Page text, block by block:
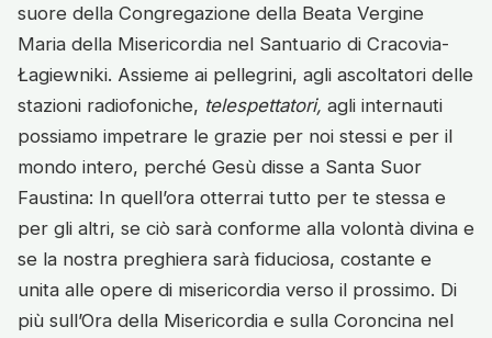
suore della Congregazione della Beata Vergine
Maria della Misericordia nel Santuario di Cracovia-
Łagiewniki. Assieme ai pellegrini, agli ascoltatori delle
stazioni radiofoniche, telespettatori, agli internauti
possiamo impetrare le grazie per noi stessi e per il
mondo intero, perché Gesù disse a Santa Suor
Faustina: In quell’ora otterrai tutto per te stessa e
per gli altri, se ciò sarà conforme alla volontà divina e
se la nostra preghiera sarà fiduciosa, costante e
unita alle opere di misericordia verso il prossimo. Di
più sull’Ora della Misericordia e sulla Coroncina nel